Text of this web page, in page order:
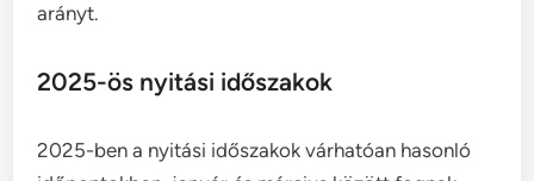
arányt.
2025-ös nyitási időszakok
2025-ben a nyitási időszakok várhatóan hasonló